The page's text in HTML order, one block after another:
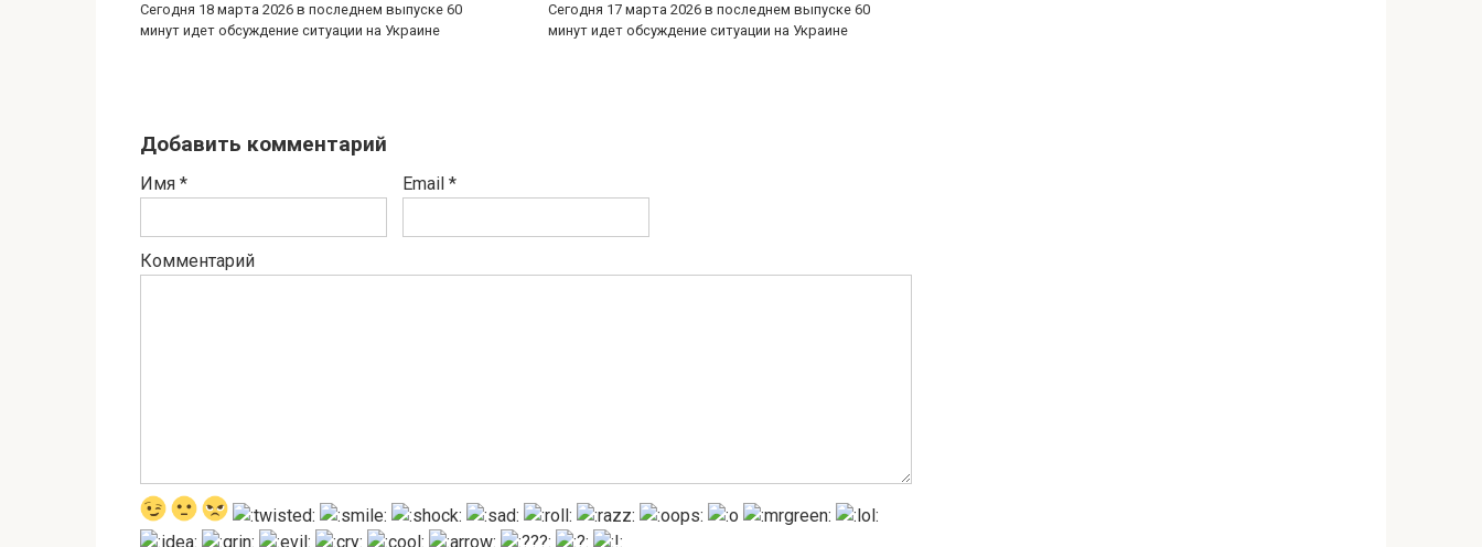
Сегодня 18 марта 2026 в последнем выпуске 60
минут идет обсуждение ситуации на Украине
Сегодня 17 марта 2026 в последнем выпуске 60
минут идет обсуждение ситуации на Украине
Добавить комментарий
Имя * Email *
Комментарий